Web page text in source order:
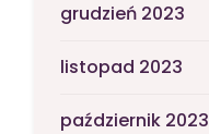
grudzień 2023
listopad 2023
październik 2023